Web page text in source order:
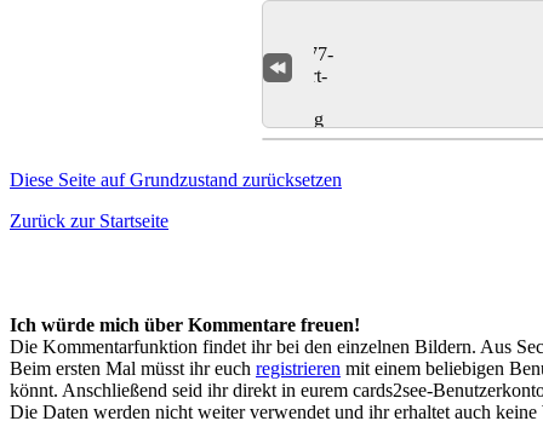
Diese Seite auf Grundzustand zurücksetzen
Zurück zur Startseite
Ich würde mich über Kommentare freuen!
Die Kommentarfunktion findet ihr bei den einzelnen Bildern. Aus
Beim ersten Mal müsst ihr euch registrieren mit einem beliebigen
könnt. Anschließend seid ihr direkt in eurem cards2see-
Die Daten werden nicht weiter verwendet und ihr erhaltet auch